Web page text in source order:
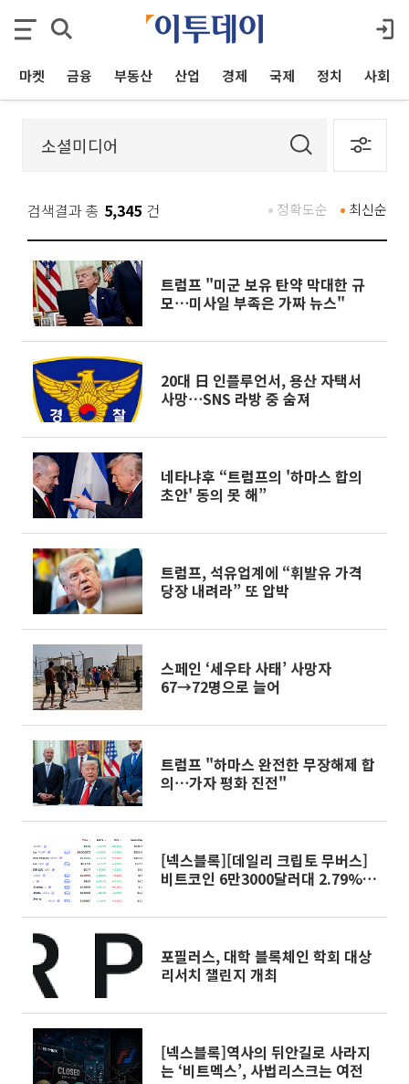
마켓 금융 부동산 산업 경제 국제 정치 사회
검색결과 총 5,345 건 최신순
정확도순
트럼프 "미군 보유 탄약 막대한 규
모⋯미사일 부족은 가짜 뉴스"
20대 日 인플루언서, 용산 자택서
사망⋯SNS 라방 중 숨져
네타냐후 “트럼프의 '하마스 합의
초안' 동의 못 해”
트럼프, 석유업계에 “휘발유 가격
당장 내려라” 또 압박
스페인 ‘세우타 사태’ 사망자
67→72명으로 늘어
트럼프 "하마스 완전한 무장해제 합
의⋯가자 평화 진전"
[넥스블록][데일리 크립토 무버스]
비트코인 6만3000달러대 2.79%
포필러스, 대학 블록체인 학회 대상
리서치 챌린지 개최
[넥스블록]역사의 뒤안길로 사라지
는 ‘비트멕스’, 사법리스크는 여전